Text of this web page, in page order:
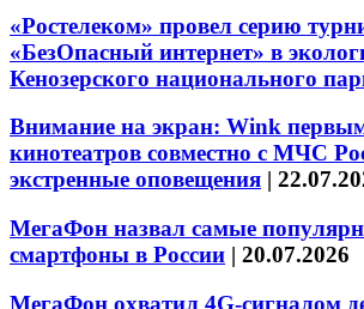
«Ростелеком» провел серию
«БезОпасный интернет» в
Кенозерского национального
Внимание на экран: Wink
кинотеатров совместно с МЧС
экстренные оповещения |
МегаФон назвал самые
смартфоны в России | 20.07.2026
МегаФон охватил 4G-сигналом